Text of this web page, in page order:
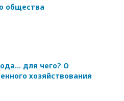
общества
для чего? О
хозяйствования